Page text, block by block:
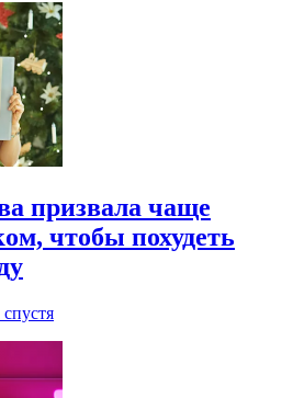
призвала чаще
чтобы похудеть
спустя